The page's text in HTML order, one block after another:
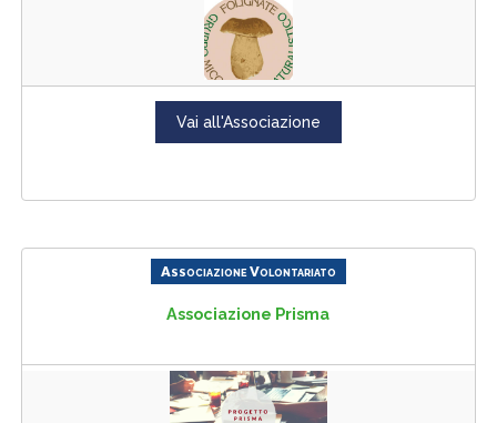
Vai all'Associazione
Associazione Volontariato
Associazione Prisma